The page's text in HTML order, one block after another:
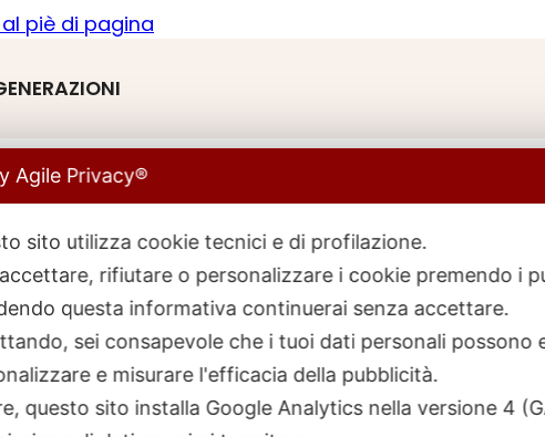
piè di pagina
Ricerca
prodotti
Agile Privacy®
sito utilizza cookie tecnici e di profilazione.
rifiutare o personalizzare i cookie premendo i
questa informativa continuerai senza accettare.
sei consapevole che i tuoi dati personali possono
e misurare l'efficacia della pubblicità.
questo sito installa Google Analytics nella versione 4